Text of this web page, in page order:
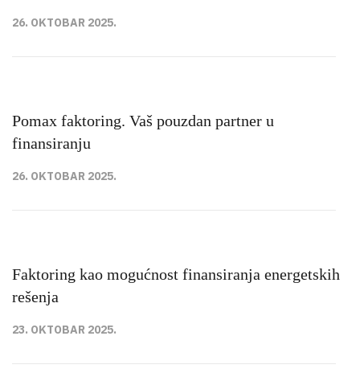
26. OKTOBAR 2025.
Pomax faktoring. Vaš pouzdan partner u
finansiranju
26. OKTOBAR 2025.
Faktoring kao mogućnost finansiranja energetskih
rešenja
23. OKTOBAR 2025.